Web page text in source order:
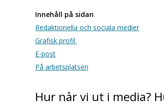
Innehåll på sidan
Redaktionella och sociala medier
Grafisk profil
E-post
På arbetsplatsen
Hur når vi ut i media?